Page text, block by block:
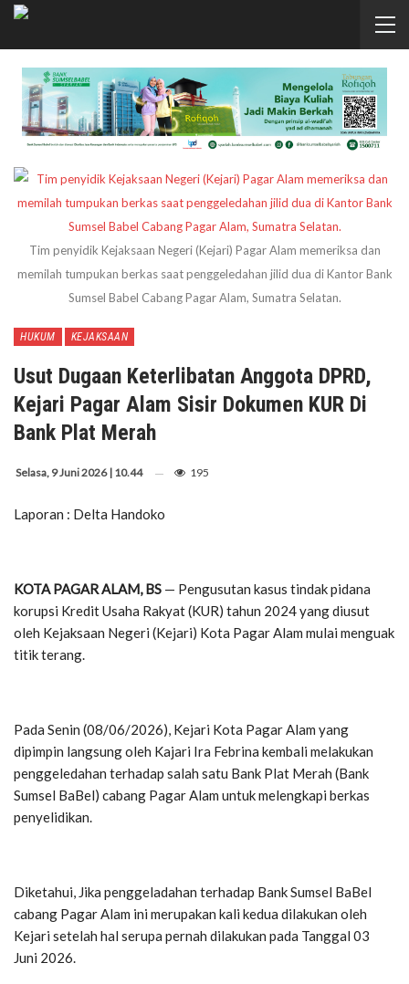
Tim penyidik Kejaksaan Negeri (Kejari) Pagar Alam memeriksa dan
memilah tumpukan berkas saat penggeledahan jilid dua di Kantor Bank
Sumsel Babel Cabang Pagar Alam, Sumatra Selatan.
HUKUM KEJAKSAAN
Usut Dugaan Keterlibatan Anggota DPRD,
Kejari Pagar Alam Sisir Dokumen KUR Di
Bank Plat Merah
Selasa, 9 Juni 2026 | 10.44 195
Laporan : Delta Handoko
KOTA PAGAR ALAM, BS — Pengusutan kasus tindak pidana
korupsi Kredit Usaha Rakyat (KUR) tahun 2024 yang diusut
oleh Kejaksaan Negeri (Kejari) Kota Pagar Alam mulai menguak
titik terang.
Pada Senin (08/06/2026), Kejari Kota Pagar Alam yang
dipimpin langsung oleh Kajari Ira Febrina kembali melakukan
penggeledahan terhadap salah satu Bank Plat Merah (Bank
Sumsel BaBel) cabang Pagar Alam untuk melengkapi berkas
penyelidikan.
Diketahui, Jika penggeladahan terhadap Bank Sumsel BaBel
cabang Pagar Alam ini merupakan kali kedua dilakukan oleh
Kejari setelah hal serupa pernah dilakukan pada Tanggal 03
Juni 2026.